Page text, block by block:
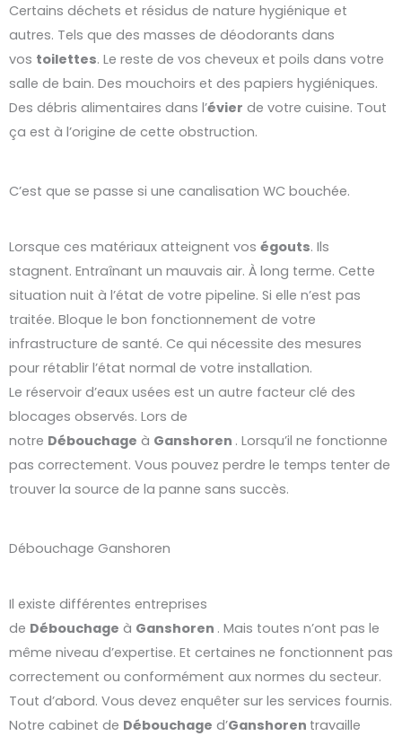
Certains déchets et résidus de nature hygiénique et
autres. Tels que des masses de déodorants dans
vos toilettes. Le reste de vos cheveux et poils dans votre
salle de bain. Des mouchoirs et des papiers hygiéniques.
Des débris alimentaires dans l’évier de votre cuisine. Tout
ça est à l’origine de cette obstruction.
C’est que se passe si une canalisation WC bouchée.
Lorsque ces matériaux atteignent vos égouts. Ils
stagnent. Entraînant un mauvais air. À long terme. Cette
situation nuit à l’état de votre pipeline. Si elle n’est pas
traitée. Bloque le bon fonctionnement de votre
infrastructure de santé. Ce qui nécessite des mesures
pour rétablir l’état normal de votre installation.
Le réservoir d’eaux usées est un autre facteur clé des
blocages observés. Lors de
notre Débouchage à Ganshoren . Lorsqu’il ne fonctionne
pas correctement. Vous pouvez perdre le temps tenter de
trouver la source de la panne sans succès.
Débouchage Ganshoren
Il existe différentes entreprises
de Débouchage à Ganshoren . Mais toutes n’ont pas le
même niveau d’expertise. Et certaines ne fonctionnent pas
correctement ou conformément aux normes du secteur.
Tout d’abord. Vous devez enquêter sur les services fournis.
Notre cabinet de Débouchage d’Ganshoren travaille